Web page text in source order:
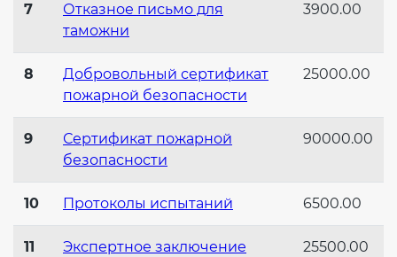
7
Отказное письмо для
таможни
3900.00
8
Добровольный сертификат
пожарной безопасности
25000.00
9
Сертификат пожарной
безопасности
90000.00
10 Протоколы испытаний 6500.00
11
Экспертное заключение
25500.00